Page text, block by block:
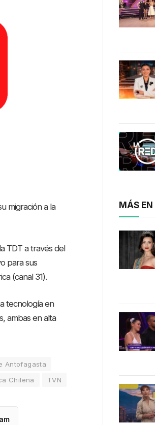
migración a la
TDT a través del
para sus
(canal 31).
tecnología en
ambas en alta
Antofagasta
Chilena TVN
MÁS EN